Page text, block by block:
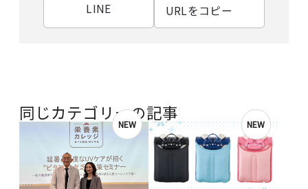
LINE
URLをコピー
同じカテゴリーの記事
NEW NEW